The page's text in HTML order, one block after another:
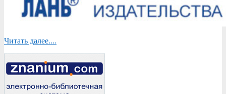
Читать далее....